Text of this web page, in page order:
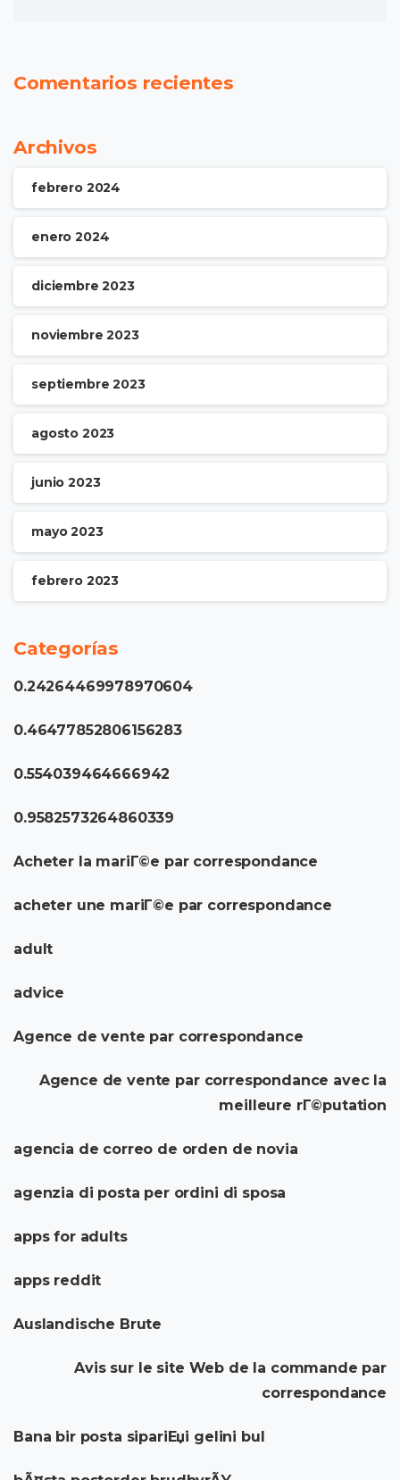
Comentarios recientes
Archivos
febrero 2024
enero 2024
diciembre 2023
noviembre 2023
septiembre 2023
agosto 2023
junio 2023
mayo 2023
febrero 2023
Categorías
0.24264469978970604
0.46477852806156283
0.554039464666942
0.9582573264860339
Acheter la mariГ©e par correspondance
acheter une mariГ©e par correspondance
adult
advice
Agence de vente par correspondance
Agence de vente par correspondance avec la
meilleure rГ©putation
agencia de correo de orden de novia
agenzia di posta per ordini di sposa
apps for adults
apps reddit
Auslandische Brute
Avis sur le site Web de la commande par
correspondance
Bana bir posta sipariЕџi gelini bul